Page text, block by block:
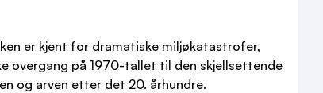
er kjent for dramatiske miljøkatastrofer,
overgang på 1970-tallet til den skjellsettende
og arven etter det 20. århundre.